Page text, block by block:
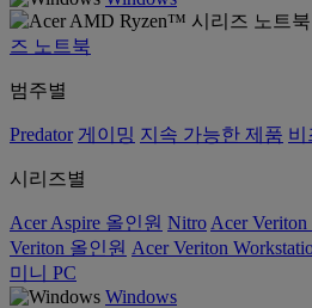
즈 노트북
범주별
Predator 게이밍 지속 가능한 제품 비
시리즈별
Acer Aspire 올인원 Nitro Acer
Veriton 올인원 Acer Veriton
미니 PC
Windows